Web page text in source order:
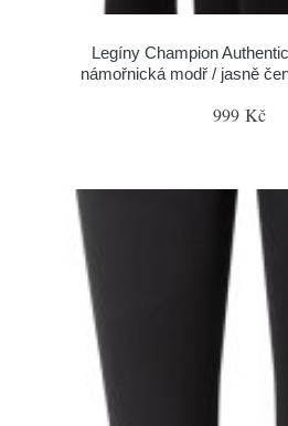
Legíny Champion
námořnická modř / jasně
999 Kč